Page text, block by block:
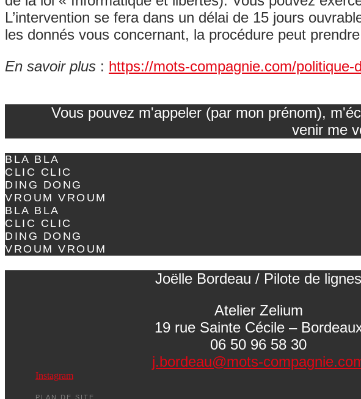
L’intervention se fera dans un délai de 15 jours
les donnés vous concernant, la procédure peut
En savoir plus : https://mots-compagnie.com/politique-
Vous pouvez m'appeler (par mon prénom),
venir me
BLA BLA
CLIC CLIC
DING DONG
VROUM VROUM
BLA BLA
CLIC CLIC
DING DONG
VROUM VROUM
Joëlle Bordeau / Pilote de lignes
Atelier Zelium
19 rue Sainte Cécile –
06 50 96 58 30
j.bordeau@mots-
Instagram
PLAN DE SITE